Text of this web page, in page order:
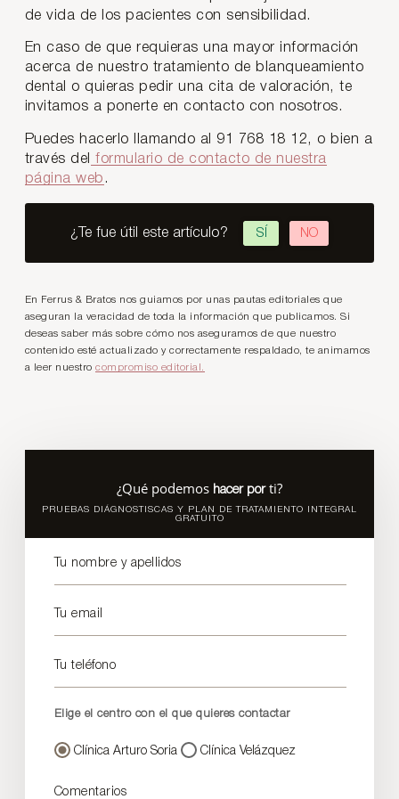
de vida de los pacientes con sensibilidad.
En caso de que requieras una mayor información
acerca de nuestro tratamiento de blanqueamiento
dental o quieras pedir una cita de valoración, te
invitamos a ponerte en contacto con nosotros.
Puedes hacerlo llamando al 91 768 18 12, o bien a
través del formulario de contacto de nuestra
página web .
¿Te fue útil este artículo? SÍ NO
En Ferrus & Bratos nos guiamos por unas pautas editoriales que
aseguran la veracidad de toda la información que publicamos. Si
deseas saber más sobre cómo nos aseguramos de que nuestro
contenido esté actualizado y correctamente respaldado, te animamos
a leer nuestrocompromiso editorial.
¿Qué podemos hacer porti?
PRUEBAS DIÁGNOSTISCAS Y PLAN DE TRATAMIENTO INTEGRAL
GRATUITO
Tu nombre y apellidos
Tu email
Tu teléfono
Elige el centro con el que quieres contactar
Clínica Arturo Soria Clínica Velázquez
Comentarios